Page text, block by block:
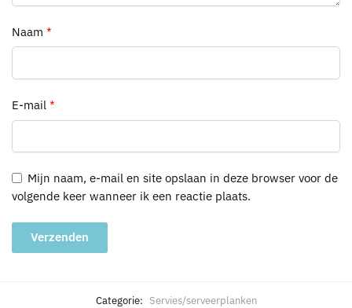
Naam *
E-mail *
Mijn naam, e-mail en site opslaan in deze browser voor de
volgende keer wanneer ik een reactie plaats.
Categorie: Servies/serveerplanken